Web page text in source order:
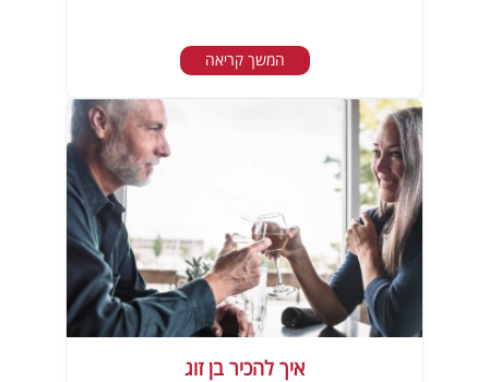
המשך קריאה
איך להכיר בן זוג